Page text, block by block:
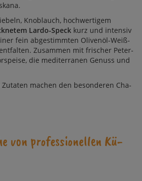
Knob­lauch, hoch­wer­ti­gem
Lar­do-Speck kurz und in­ten­siv
fein ab­ge­stimm­ten Oliven­öl-Weiß­
Zu­sam­men mit fri­scher Peter­
die me­di­ter­ra­nen Ge­nuss und
mac­hen den be­son­deren Cha­
von pro­fes­sio­nel­len Kü­